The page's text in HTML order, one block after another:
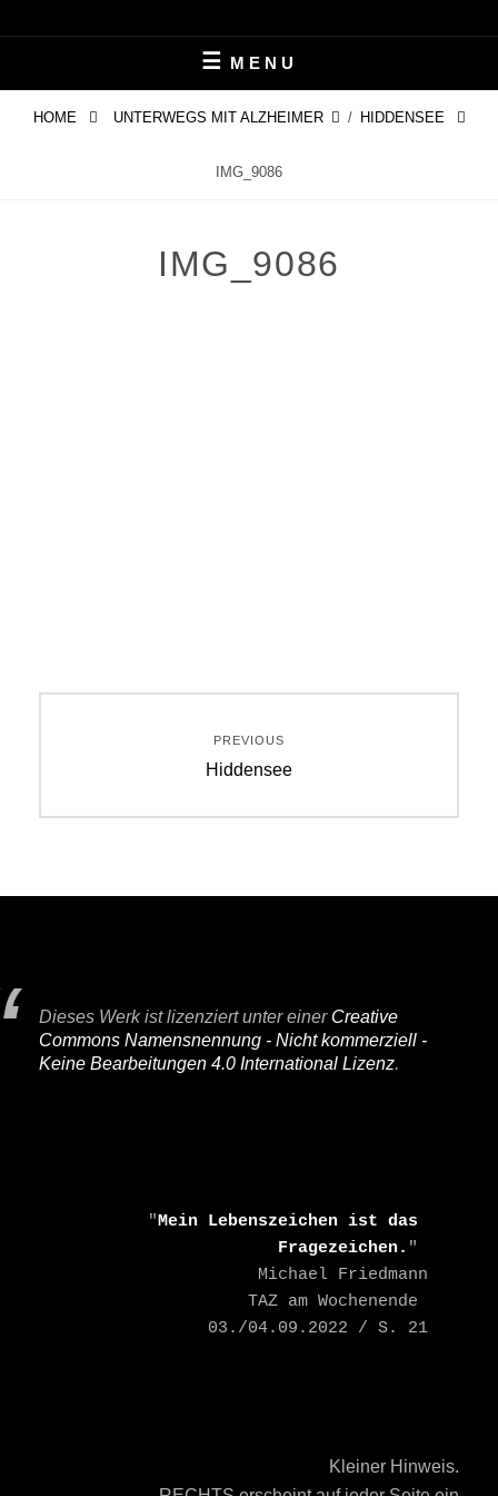
to
PERIFAIR
MENU
HOME UNTERWEGS MIT ALZHEIMER / HIDDENSEE
IMG_9086
IMG_9086
PREVIOUS
Previous
Hiddensee
Dieses Werk ist lizenziert unter einer Creative
Commons Namensnennung - Nicht kommerziell -
Keine Bearbeitungen 4.0 International Lizenz.
    "
Mein Lebenszeichen ist das
Fragezeichen. "
03./04.09.2022 / S. 21
Kleiner Hinweis.